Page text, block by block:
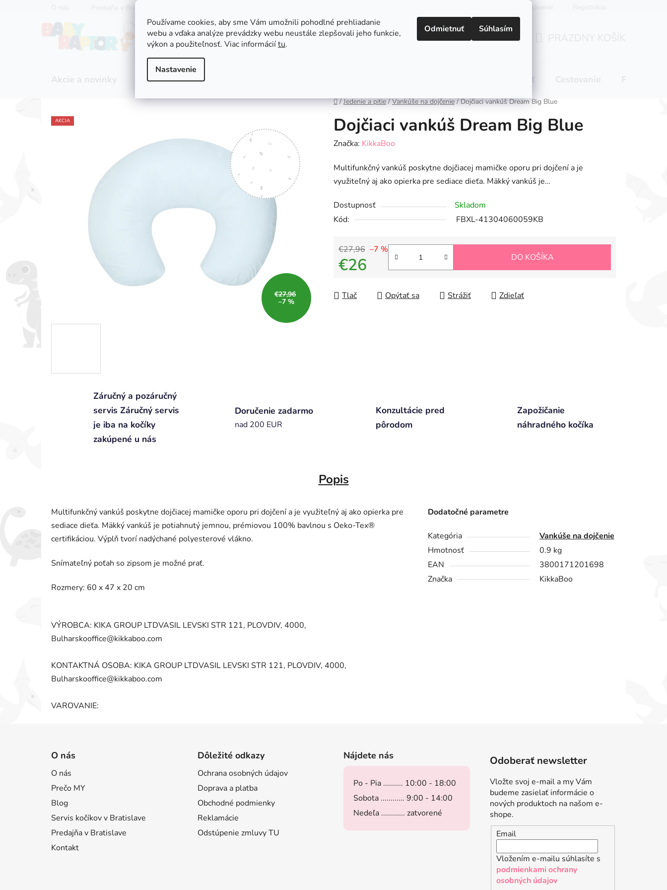
Používame cookies, aby sme Vám umožnili pohodlné prehliadanie
webu a vďaka analýze prevádzky webu neustále zlepšovali jeho funkcie,
výkon a použiteľnosť. Viac informáciítu.
Nastavenie
Odmietnuť Súhlasím
Predajňa v Bratislave Prihlásenie
Zľavy Kočíky
Domov
/ Jedenie a pitie / Vankúše na dojčenie / Dojčiaci vankúš Dream Big Blue
Dojčiaci vankúš Dream Big Blue
Značka: KikkaBoo
Multifunkčný vankúš poskytne dojčiacej mamičke oporu pri dojčení a je
využiteľný aj ako opierka pre sediace dieťa. Mäkký vankúš je…
Dostupnosť
Skladom
Kód:
FBXL-41304060059KB
€27,96 –7 %
€26 DO KOŠÍKA
Tlač Opýtať sa Strážiť Zdieľať
AKCIA
€27,96
–7 %
Záručný a pozáručný
servis Záručný servis
je iba na kočíky
zakúpené u nás
Doručenie zadarmo
nad 200 EUR
Konzultácie pred
pôrodom
Zapožičanie
náhradného kočíka
Popis
Multifunkčný vankúš poskytne dojčiacej mamičke oporu pri dojčení a je využiteľný aj ako opierka pre
sediace dieťa. Mäkký vankúš je potiahnutý jemnou, prémiovou 100% bavlnou s Oeko-Tex®
certifikáciou. Výplň tvorí nadýchané polyesterové vlákno.
Snímateľný poťah so zipsom je možné prať.
Rozmery: 60 x 47 x 20 cm
VÝROBCA: KIKA GROUP LTDVASIL LEVSKI STR 121, PLOVDIV, 4000,
Bulharskooffice@kikkaboo.com
KONTAKTNÁ OSOBA: KIKA GROUP LTDVASIL LEVSKI STR 121, PLOVDIV, 4000,
Bulharskooffice@kikkaboo.com
VAROVANIE:
Dodatočné parametre
Kategória
Vankúše na dojčenie
Hmotnosť
0.9 kg
EAN
3800171201698
Značka
KikkaBoo
O nás
O nás
Prečo MY
Blog
Servis kočíkov v Bratislave
Predajňa v Bratislave
Kontakt
Dôležité odkazy
Ochrana osobných údajov
Doprava a platba
Obchodné podmienky
Reklamácie
Odstúpenie zmluvy TU
Nájdete nás
Po - Pia .......... 10:00 - 18:00
Sobota ............ 9:00 - 14:00
Nedeľa ............ zatvorené
Odoberať newsletter
Vložte svoj e-mail a my Vám
budeme zasielať informácie o
nových produktoch na našom e-
shope.
Email
Vložením e-mailu súhlasíte s
podmienkami ochrany
osobných údajov